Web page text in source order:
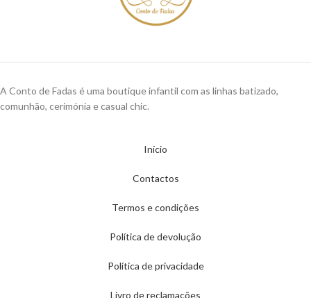
A Conto de Fadas é uma boutique infantil com as linhas batizado,
comunhão, cerimónia e casual chic.
Início
Contactos
Termos e condições
Política de devolução
Política de privacidade
Livro de reclamações